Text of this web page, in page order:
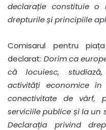
declarație constituie
drepturile și principiile
Comisarul pentru
declarat: Dorim ca
că locuiesc,
activități economice
conectivitate de vârf,
serviciile publice și la un
Declarația privind